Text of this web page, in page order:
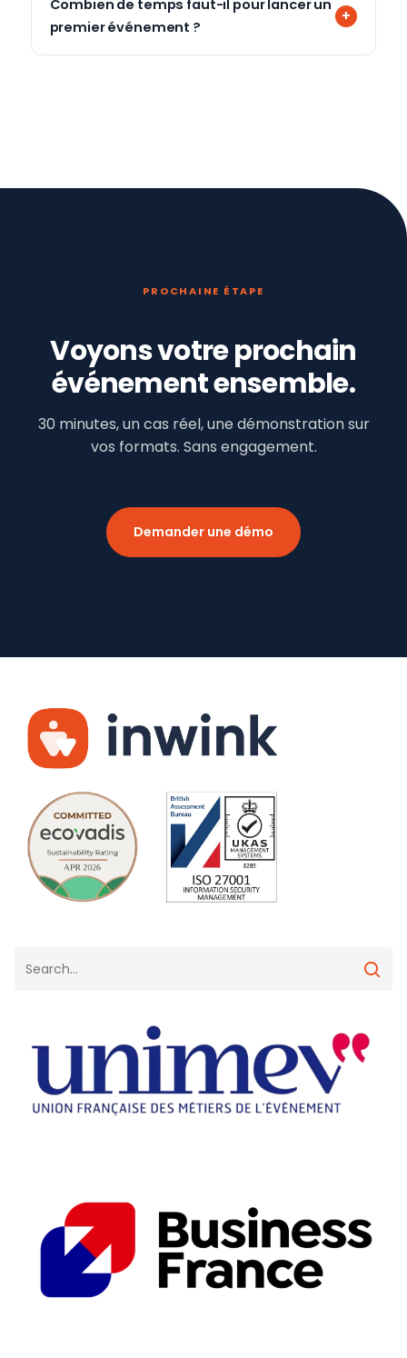
Combien de temps faut-il pour lancer un
premier événement ?
PROCHAINE ÉTAPE
Voyons votre prochain
événement ensemble.
30 minutes, un cas réel, une démonstration sur
vos formats. Sans engagement.
Demander une démo